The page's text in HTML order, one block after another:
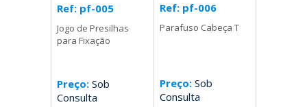
Ref: pf-005
Jogo de Presilhas
para Fixação
Preço: Sob
Consulta
Ref: pf-006
Parafuso Cabeça T
Preço:Sob
Consulta